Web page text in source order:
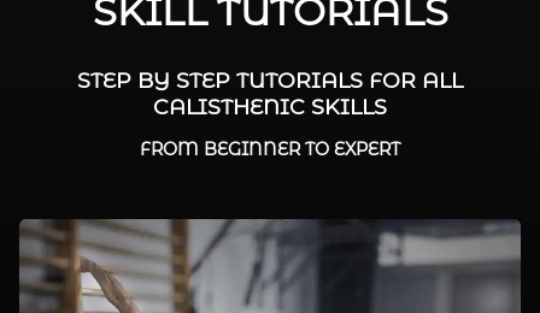
SKILL TUTORIALS
STEP BY STEP TUTORIALS FOR ALL
CALISTHENIC SKILLS
FROM BEGINNER TO EXPERT